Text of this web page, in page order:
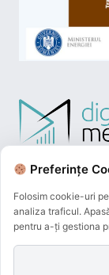
Preferințe
Folosim cookie-uri
analiza traficul.
pentru a-ți gestiona